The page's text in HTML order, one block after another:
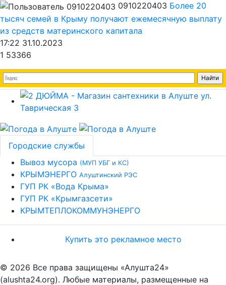
0910220403 Более 20
тысяч семей в Крыму получают ежемесячную выплату
из средств материнского капитала
17:22 31.10.2023
1 53366
Городские службы
Вывоз мусора (МУП УБГ и КС)
КРЫМЭНЕРГО Алуштинский РЭС
ГУП РК «Вода Крыма»
ГУП РК «Крымгазсети»
КРЫМТЕПЛОКОММУНЭНЕРГО
Купить это рекламное место
© 2026 Все права защищены «Алушта24»
(alushta24.org). Любые материалы, размещенные на